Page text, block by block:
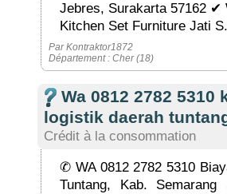
Jebres, Surakarta 57162 ✔
Kitchen Set Furniture Jati
Par Kontraktor1872
Département : Cher (18)
Wa 0812 2782
logistik daerah
Crédit à la consommation
✆ WA 0812 2782 5310
Tuntang, Kab.